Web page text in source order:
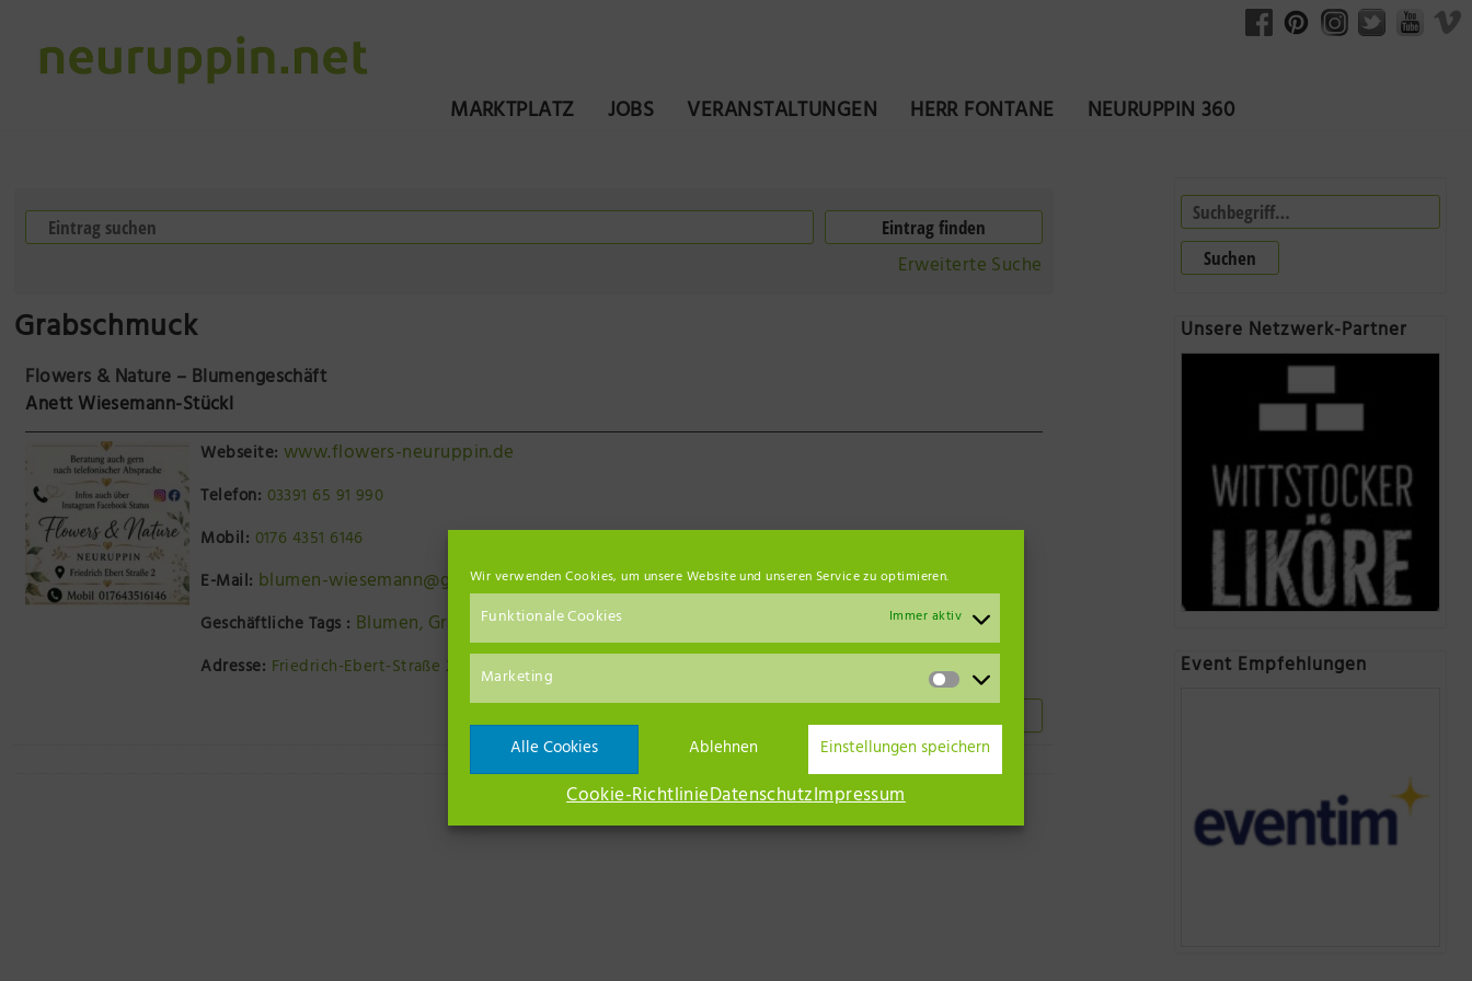
Wir verwenden Cookies, um unsere Website und unseren Service zu optimieren.
Funktionale Cookies Immer aktiv
Marketing
Alle Cookies Ablehnen Einstellungen speichern
Cookie-RichtlinieDatenschutzImpressum
MARKTPLATZ JOBS VERANSTALTUNGEN HERR FONTANE NEURUPPIN 360
Erweiterte Suche
Grabschmuck
Flowers & Nature – Blumengeschäft
Anett Wiesemann-Stückl
Webseite: www.flowers-neuruppin.de
Telefon: 03391 65 91 990
Mobil: 0176 4351 6146
E-Mail: blumen-wiesemann@gmx.de
Geschäftliche Tags : Blumen, Grabschmuck,Hochzeit
Adresse: Friedrich-Ebert-Straße 2, 16816 Neuruppin
Suchen
Unsere Netzwerk-Partner
Event Empfehlungen